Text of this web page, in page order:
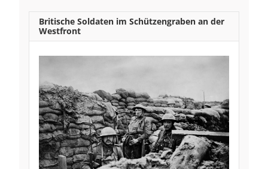
Britische Soldaten im Schützengraben an der
Westfront